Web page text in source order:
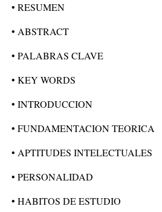
• RESUMEN
• ABSTRACT
• PALABRAS CLAVE
• KEY WORDS
• INTRODUCCION
• FUNDAMENTACION TEORICA
• APTITUDES INTELECTUALES
• PERSONALIDAD
• HABITOS DE ESTUDIO